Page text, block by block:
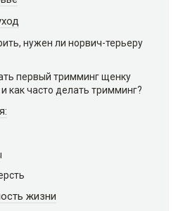
нужен ли норвич-терьеру
первый тримминг щенку
как часто делать тримминг?
жизни